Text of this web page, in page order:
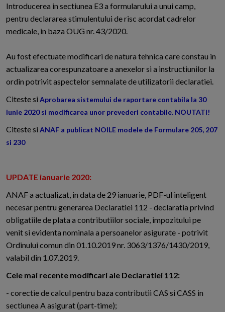
Introducerea in sectiunea E3 a formularului a unui camp,
pentru declararea stimulentului de risc acordat cadrelor
medicale, in baza OUG nr. 43/2020.
Au fost efectuate modificari de natura tehnica care constau in
actualizarea corespunzatoare a anexelor si a instructiunilor la
ordin potrivit aspectelor semnalate de utilizatorii declaratiei.
Citeste si Aprobarea sistemului de raportare contabila la 30
iunie 2020 si modificarea unor prevederi contabile. NOUTATI!
Citeste si ANAF a publicat NOILE modele de Formulare 205, 207
si 230
UPDATE ianuarie 2020:
ANAF a actualizat, in data de 29 ianuarie, PDF-ul inteligent
necesar pentru generarea Declaratiei 112 - declaratia privind
obligatiile de plata a contributiilor sociale, impozitului pe
venit si evidenta nominala a persoanelor asigurate - potrivit
Ordinului comun din 01.10.2019 nr. 3063/1376/1430/2019,
valabil din 1.07.2019.
Cele mai recente modificari ale Declaratiei 112:
- corectie de calcul pentru baza contributii CAS si CASS in
sectiunea A asigurat (part-time);